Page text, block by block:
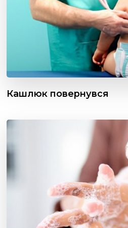
Кашлюк повернувся